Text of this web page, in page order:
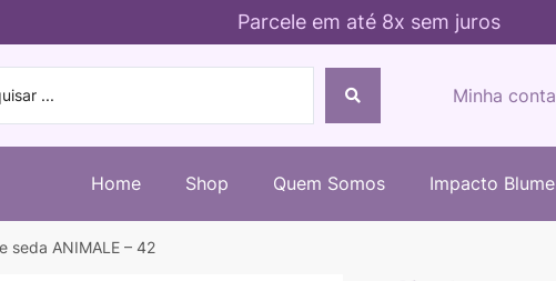
Parcele em até 8x sem juros
Minha conta
Home Shop Quem Somos Impacto Blume
seda ANIMALE – 42